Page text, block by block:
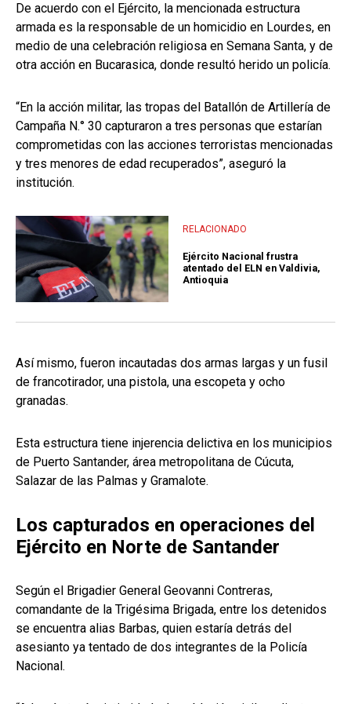
De acuerdo con el Ejército, la mencionada estructura
armada es la responsable de un homicidio en Lourdes, en
medio de una celebración religiosa en Semana Santa, y de
otra acción en Bucarasica, donde resultó herido un policía.
“En la acción militar, las tropas del Batallón de Artillería de
Campaña N.° 30 capturaron a tres personas que estarían
comprometidas con las acciones terroristas mencionadas
y tres menores de edad recuperados”, aseguró la
institución.
RELACIONADO
Ejército Nacional frustra
atentado del ELN en Valdivia,
Antioquia
Así mismo, fueron incautadas dos armas largas y un fusil
de francotirador, una pistola, una escopeta y ocho
granadas.
Esta estructura tiene injerencia delictiva en los municipios
de Puerto Santander, área metropolitana de Cúcuta,
Salazar de las Palmas y Gramalote.
Los capturados en operaciones del
Ejército en Norte de Santander
Según el Brigadier General Geovanni Contreras,
comandante de la Trigésima Brigada, entre los detenidos
se encuentra alias Barbas, quien estaría detrás del
asesianto ya tentado de dos integrantes de la Policía
Nacional.